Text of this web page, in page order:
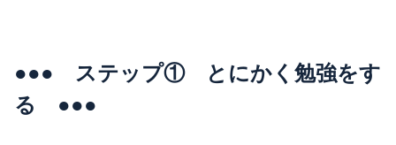
●●● ステップ① とにかく勉強をす
る ●●●